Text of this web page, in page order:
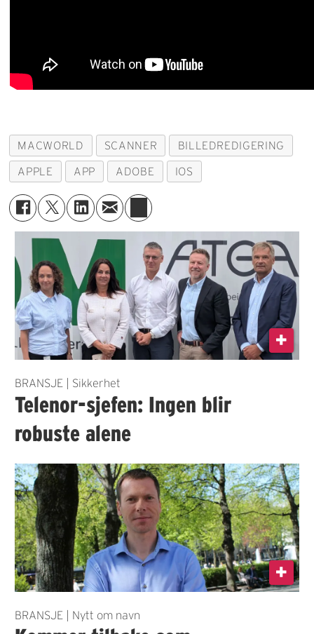
MACWORLD SCANNER BILLEDREDIGERING
APPLE APP ADOBE IOS
BRANSJE | Sikkerhet
Telenor-sjefen: Ingen blir
robuste alene
BRANSJE | Nytt om navn